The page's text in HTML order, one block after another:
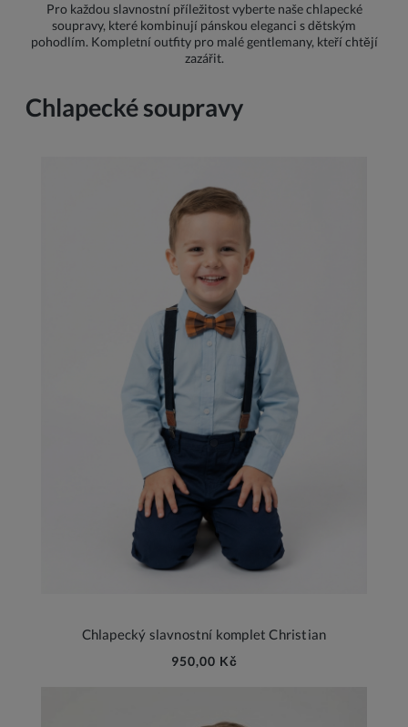
Pro každou slavnostní příležitost vyberte naše chlapecké
soupravy, které kombinují pánskou eleganci s dětským
pohodlím. Kompletní outfity pro malé gentlemany, kteří chtějí
zazářit.
Chlapecké soupravy
Chlapecký slavnostní komplet Christian
950,00 Kč